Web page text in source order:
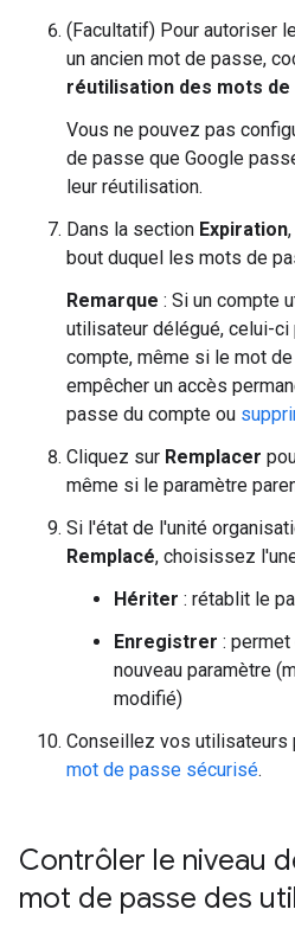
(Facultatif) Pour autoriser
un ancien mot de passe,
réutilisation des mots de
Vous ne pouvez pas
de passe que Google
leur réutilisation.
Dans la section Expiration
bout duquel les mots de
Remarque : Si un compte
utilisateur délégué, celui-ci
compte, même si le mot
empêcher un accès
passe du compte ou
Cliquez sur Remplacer
même si le paramètre
Si l'état de l'unité
Remplacé, choisissez
Hériter : rétablit le
Enregistrer :
nouveau paramètre
modifié)
Conseillez vos utilisateurs
mot de passe sécurisé.
Contrôler le niveau
mot de passe des